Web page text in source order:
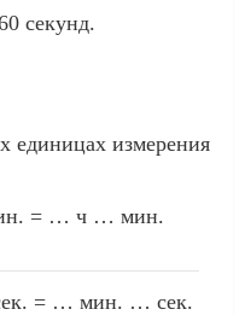
секунд.
единицах измерения
= … ч … мин.
= … мин. … сек.